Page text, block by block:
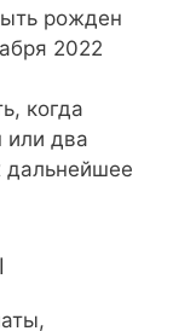
рожден
2022
когда
или два
дальнейшее